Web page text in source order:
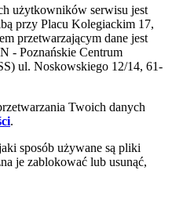
użytkowników serwisu jest
przy Placu Kolegiackim 17,
przetwarzającym dane jest
- Poznańskie Centrum
ul. Noskowskiego 12/14, 61-
Twoich danych
.
sposób używane są pliki
je zablokować lub usunąć,